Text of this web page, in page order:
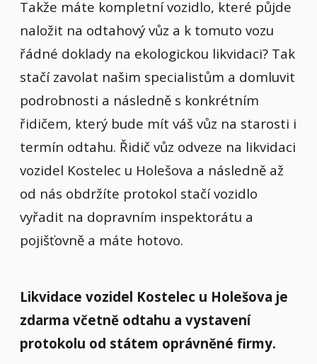
Takže máte kompletní vozidlo, které půjde
naložit na odtahový vůz a k tomuto vozu
řádné doklady na ekologickou likvidaci? Tak
stačí zavolat našim specialistům a domluvit
podrobnosti a následně s konkrétním
řidičem, který bude mít váš vůz na starosti i
termín odtahu. Řidič vůz odveze na likvidaci
vozidel Kostelec u Holešova a následně až
od nás obdržíte protokol stačí vozidlo
vyřadit na dopravním inspektorátu a
pojišťovně a máte hotovo.
Likvidace vozidel Kostelec u Holešova je
zdarma včetně odtahu a vystavení
protokolu od státem oprávněné firmy.